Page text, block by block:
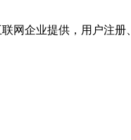
网企业提供，用户注